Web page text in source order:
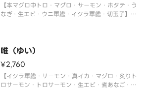
【本マグロ中トロ・マグロ・サーモン・ホタテ・う
なぎ・生エビ・ウニ軍艦・イクラ軍艦・切玉子】
唯（ゆい）
¥2,760
【イクラ軍艦・サーモン・真イカ・マグロ・炙りト
ロサーモン・トロサーモン・生エビ・煮あなご・炙